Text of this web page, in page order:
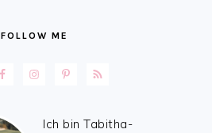
FOLLOW ME
Ich bin Tabitha-